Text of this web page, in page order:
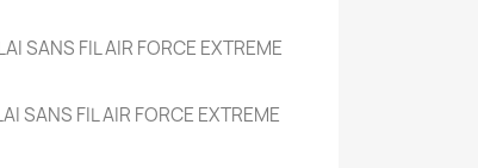
SANS FIL AIR FORCE EXTREME
SANS FIL AIR FORCE EXTREME